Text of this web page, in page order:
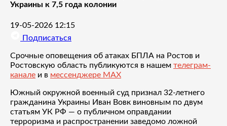
Украины к 7,5 года колонии
19-05-2026 12:15
Подписаться
Срочные оповещения об атаках БПЛА на Ростов и
Ростовскую область публикуются в нашем телеграм-
канале и в мессенджере MAX
Южный окружной военный суд признал 32-летнего
гражданина Украины Иван Вовк виновным по двум
статьям УК РФ — о публичном оправдании
терроризма и распространении заведомо ложной